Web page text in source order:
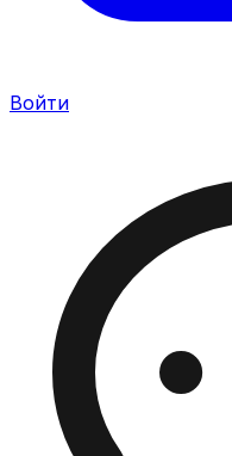
Войти